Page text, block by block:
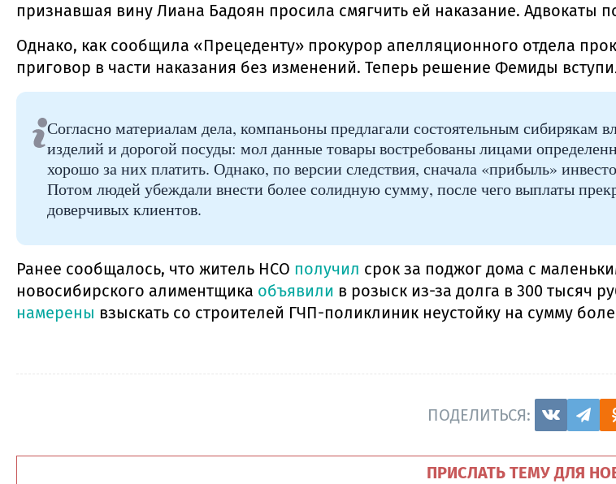
признавшая вину Лиана Бадоян просила смягчить ей наказание. Адвокаты
Однако, как сообщила «Прецеденту» прокурор апелляционного отдела
приговор в части наказания без изменений. Теперь решение Фемиды
Согласно материалам дела, компаньоны предлагали состоятельным
изделий и дорогой посуды: мол данные товары востребованы лицами
хорошо за них платить. Однако, по версии следствия, сначала «прибыль»
Потом людей убеждали внести более солидную сумму, после чего выплаты
доверчивых клиентов.
Ранее сообщалось, что житель НСО получил срок за поджог дома с
новосибирского алиментщика объявили в розыск из-за долга в 300 тысяч
намерены взыскать со строителей ГЧП-поликлиник неустойку на сумму
ПОДЕЛИТЬСЯ:
ПРИСЛАТЬ ТЕМУ ДЛЯ